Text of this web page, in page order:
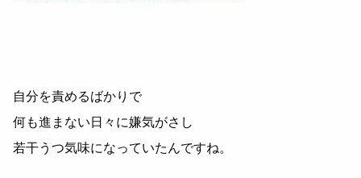
自分を責めるばかりで
何も進まない日々に嫌気がさし
若干うつ気味になっていたんですね。